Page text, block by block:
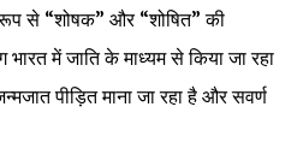
से “शोषक” और “शोषित” की
भारत में जाति के माध्यम से किया जा रहा
पीड़ित माना जा रहा है और सवर्ण